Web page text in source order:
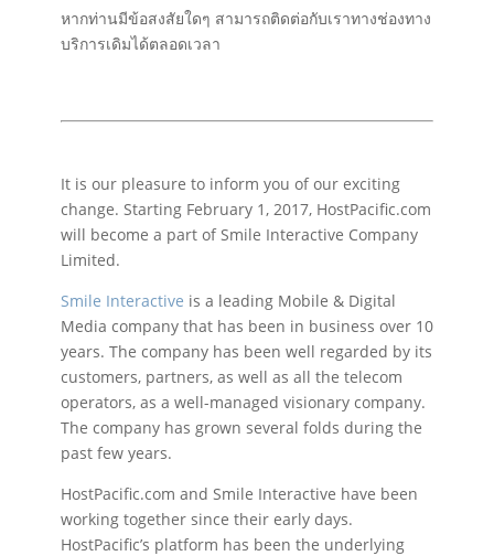
หากท่านมีข้อสงสัยใดๆ สามารถติดต่อกับเราทางช่องทาง
บริการเดิมได้ตลอดเวลา
It is our pleasure to inform you of our exciting
change. Starting February 1, 2017, HostPacific.com
will become a part of Smile Interactive Company
Limited.
Smile Interactive is a leading Mobile & Digital
Media company that has been in business over 10
years. The company has been well regarded by its
customers, partners, as well as all the telecom
operators, as a well-managed visionary company.
The company has grown several folds during the
past few years.
HostPacific.com and Smile Interactive have been
working together since their early days.
HostPacific’s platform has been the underlying